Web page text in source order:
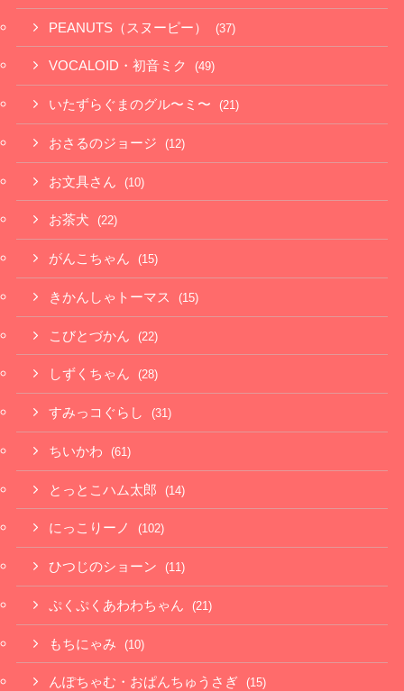
PEANUTS（スヌーピー） (37)
VOCALOID・初音ミク (49)
いたずらぐまのグル〜ミ〜 (21)
おさるのジョージ (12)
お文具さん (10)
お茶犬 (22)
がんこちゃん (15)
きかんしゃトーマス (15)
こびとづかん (22)
しずくちゃん (28)
すみっコぐらし (31)
ちいかわ (61)
とっとこハム太郎 (14)
にっこりーノ (102)
ひつじのショーン (11)
ぷくぷくあわわちゃん (21)
もちにゃみ (10)
んぽちゃむ・おぱんちゅうさぎ (15)